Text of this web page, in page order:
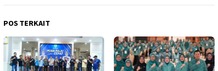
POS TERKAIT